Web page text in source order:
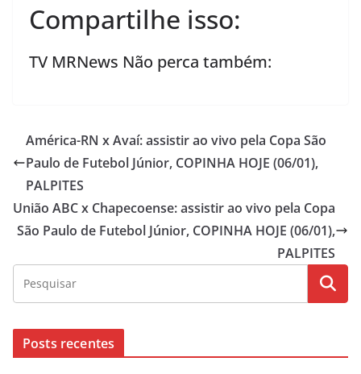
Compartilhe isso:
TV MRNews Não perca também:
América-RN x Avaí: assistir ao vivo pela Copa São
Paulo de Futebol Júnior, COPINHA HOJE (06/01),
PALPITES
União ABC x Chapecoense: assistir ao vivo pela Copa
São Paulo de Futebol Júnior, COPINHA HOJE (06/01),
PALPITES
Posts recentes